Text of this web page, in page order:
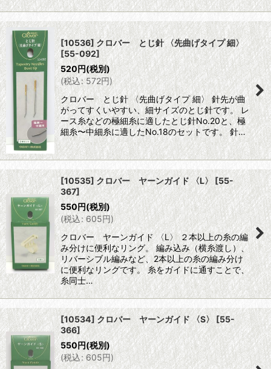
[10536] クロバー とじ針 〈先曲げタイプ 細〉
[55-092]
520円(税別)
(税込: 572円)
クロバー とじ針 〈先曲げタイプ 細〉 針先が曲
がってすくいやすい、細サイズのとじ針です。 レ
ース糸などの極細糸に適したとじ針No.20と、極
細糸〜中細糸に適したNo.18のセットです。 針…
[10535] クロバー ヤーンガイド 〈L〉[55-
367]
550円(税別)
(税込: 605円)
クロバー ヤーンガイド 〈L〉 ２本以上の糸の編
み分けに便利なリング。 編み込み（横糸渡し）、
リバーシブル編みなど、2本以上の糸の編み分け
に便利なリングです。 糸をガイドに通すことで、
糸同士…
[10534] クロバー ヤーンガイド 〈S〉 [55-
366]
550円(税別)
(税込: 605円)